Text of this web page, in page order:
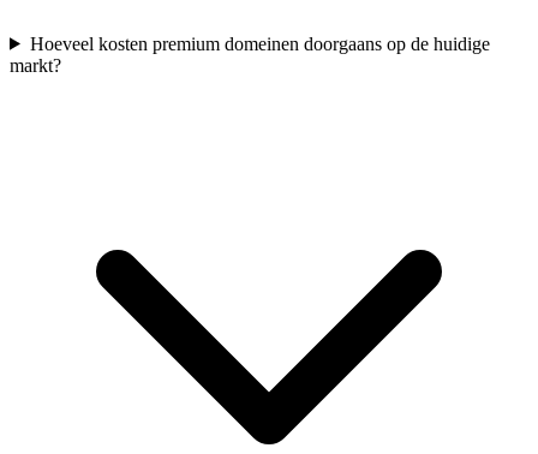
Hoeveel kosten premium domeinen doorgaans op de huidige
markt?